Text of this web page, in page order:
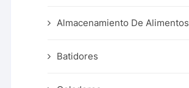
Almacenamiento De Alimentos
Batidores